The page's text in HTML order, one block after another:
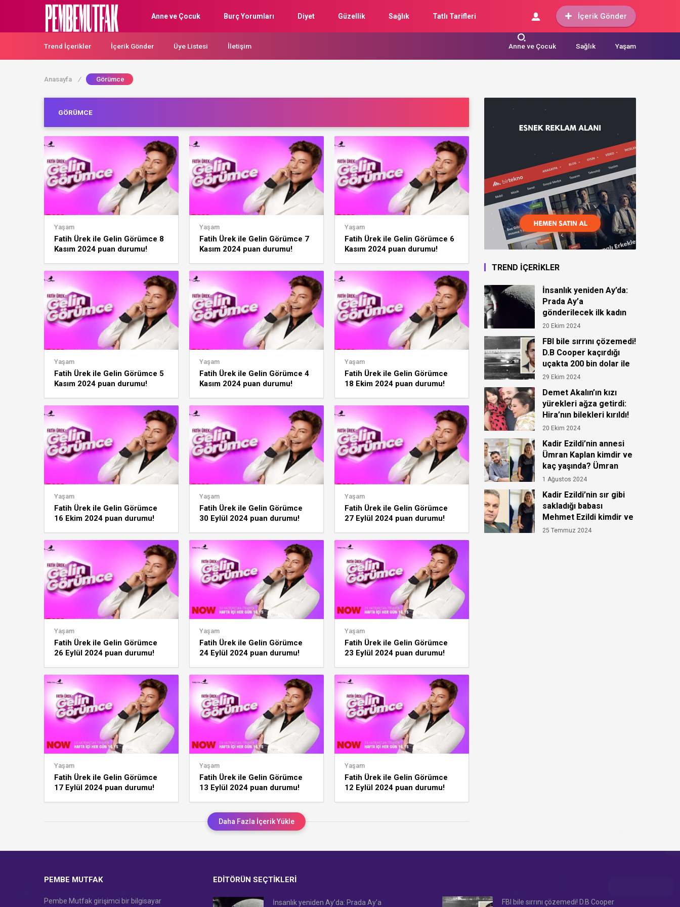
Anne ve Çocuk Burç Yorumları Diyet Güzellik Sağlık Tatlı Tarifleri İçerik Gönder
Trend İçerikler İçerik Gönder Üye Listesi İletişim Anne ve Çocuk Sağlık Yaşam
Anasayfa / Görümce
GÖRÜMCE
Yaşam
Fatih Ürek ile Gelin Görümce 8
Kasım 2024 puan durumu!
kim?
Yaşam
Fatih Ürek ile Gelin Görümce 7
Kasım 2024 puan durumu!
kim?
Yaşam
Fatih Ürek ile Gelin Görümce 6
Kasım 2024 puan durumu!
kim?
Yaşam
Fatih Ürek ile Gelin Görümce 5
Kasım 2024 puan durumu!
kim?
Yaşam
Fatih Ürek ile Gelin Görümce 4
Kasım 2024 puan durumu!
kim?
Yaşam
Fatih Ürek ile Gelin Görümce
18 Ekim 2024 puan durumu!
kim?
Yaşam
Fatih Ürek ile Gelin Görümce
16 Ekim 2024 puan durumu!
kim?
Yaşam
Fatih Ürek ile Gelin Görümce
30 Eylül 2024 puan durumu!
kim?
Yaşam
Fatih Ürek ile Gelin Görümce
27 Eylül 2024 puan durumu!
kim?
Yaşam
Fatih Ürek ile Gelin Görümce
26 Eylül 2024 puan durumu!
kim?
Yaşam
Fatih Ürek ile Gelin Görümce
24 Eylül 2024 puan durumu!
kim?
Yaşam
Fatih Ürek ile Gelin Görümce
23 Eylül 2024 puan durumu!
kim?
Yaşam
Fatih Ürek ile Gelin Görümce
17 Eylül 2024 puan durumu!
Yaşam
Fatih Ürek ile Gelin Görümce
13 Eylül 2024 puan durumu!
Yaşam
Fatih Ürek ile Gelin Görümce
12 Eylül 2024 puan durumu!
Daha Fazla İçerik Yükle
TREND İÇERİKLER
İnsanlık yeniden Ay’da:
Prada Ay’a
gönderilecek ilk kadın
astronot için kıyafet
20 Ekim 2024
FBI bile sırrını çözemedi!
D.B Cooper kaçırdığı
uçakta 200 bin dolar ile
ortadan kayboldu!
29 Ekim 2024
Demet Akalın’ın kızı
yürekleri ağza getirdi:
Hira’nın bilekleri kırıldı!
20 Ekim 2024
Kadir Ezildi’nin annesi
Ümran Kaplan kimdir ve
kaç yaşında? Ümran
Kaplan’ın hastalığı ne?
1 Ağustos 2024
Kadir Ezildi’nin sır gibi
sakladığı babası
Mehmet Ezildi kimdir ve
kaç yaşında?
25 Temmuz 2024
PEMBE MUTFAK
Pembe Mutfak girişimci bir bilgisayar
EDITÖRÜN SEÇTIKLERI
İnsanlık yeniden Ay’da: Prada Ay’a FBI bile sırrını çözemedi! D.B Cooper